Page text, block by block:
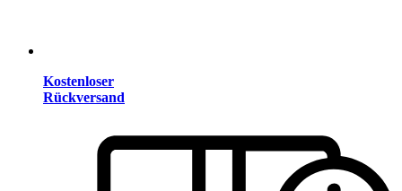
Kostenloser
Rückversand